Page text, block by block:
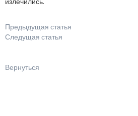
Предыдущая статья
Следущая статья
Вернуться